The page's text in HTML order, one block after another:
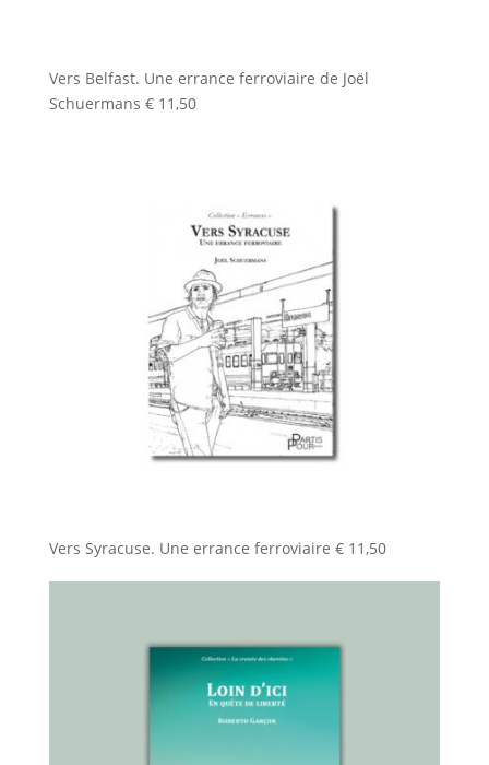
Vers Belfast. Une errance ferroviaire de Joël
Schuermans €11,50
Vers Syracuse. Une errance ferroviaire €11,50